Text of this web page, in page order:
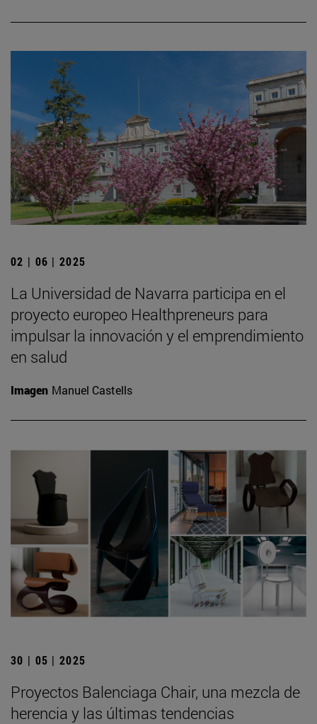
02 | 06 | 2025
La Universidad de Navarra participa en el
proyecto europeo Healthpreneurs para
impulsar la innovación y el emprendimiento
en salud
Imagen Manuel Castells
30 | 05 | 2025
Proyectos Balenciaga Chair, una mezcla de
herencia y las últimas tendencias